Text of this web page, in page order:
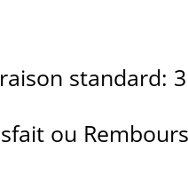
standard:
ou